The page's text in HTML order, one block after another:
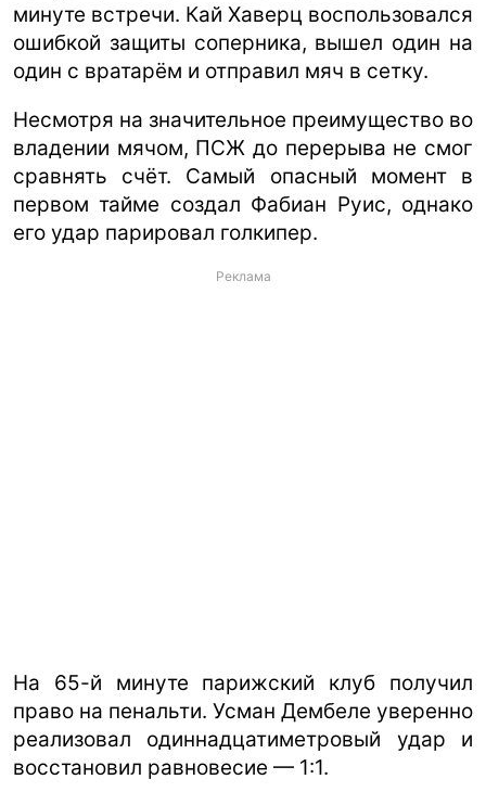
минуте встречи. Кай Хаверц воспользовался
ошибкой защиты соперника, вышел один на
один с вратарём и отправил мяч в сетку.
Несмотря на значительное преимущество во
владении мячом, ПСЖ до перерыва не смог
сравнять счёт. Самый опасный момент в
первом тайме создал Фабиан Руис, однако
его удар парировал голкипер.
Реклама
На 65-й минуте парижский клуб получил
право на пенальти. Усман Дембеле уверенно
реализовал одиннадцатиметровый удар и
восстановил равновесие — 1:1.